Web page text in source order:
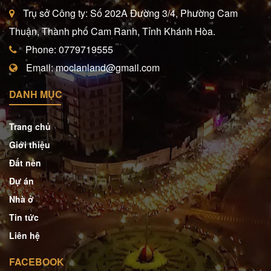
Trụ sở Công ty: Số 202A Đường 3/4, Phường Cam
Thuận, Thành phố Cam Ranh, Tỉnh Khánh Hòa.
Phone: 0779719555
Email: moclanland@gmail.com
DANH MỤC
Trang chủ
Giới thiệu
Đất nền
Dự án
Nhà ở
Tin tức
Liên hệ
FACEBOOK